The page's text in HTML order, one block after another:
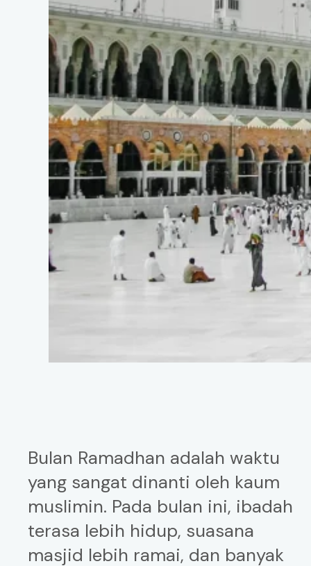
Bulan Ramadhan adalah waktu
yang sangat dinanti oleh kaum
muslimin. Pada bulan ini, ibadah
terasa lebih hidup, suasana
masjid lebih ramai, dan banyak